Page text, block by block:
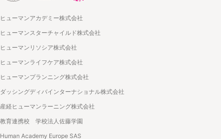
ヒューマンアカデミー株式会社
ヒューマンスターチャイルド株式会社
ヒューマンリソシア株式会社
ヒューマンライフケア株式会社
ヒューマンプランニング株式会社
ダッシングディバインターナショナル株式会社
産経ヒューマンラーニング株式会社
教育連携校 学校法人佐藤学園
Human Academy Europe SAS